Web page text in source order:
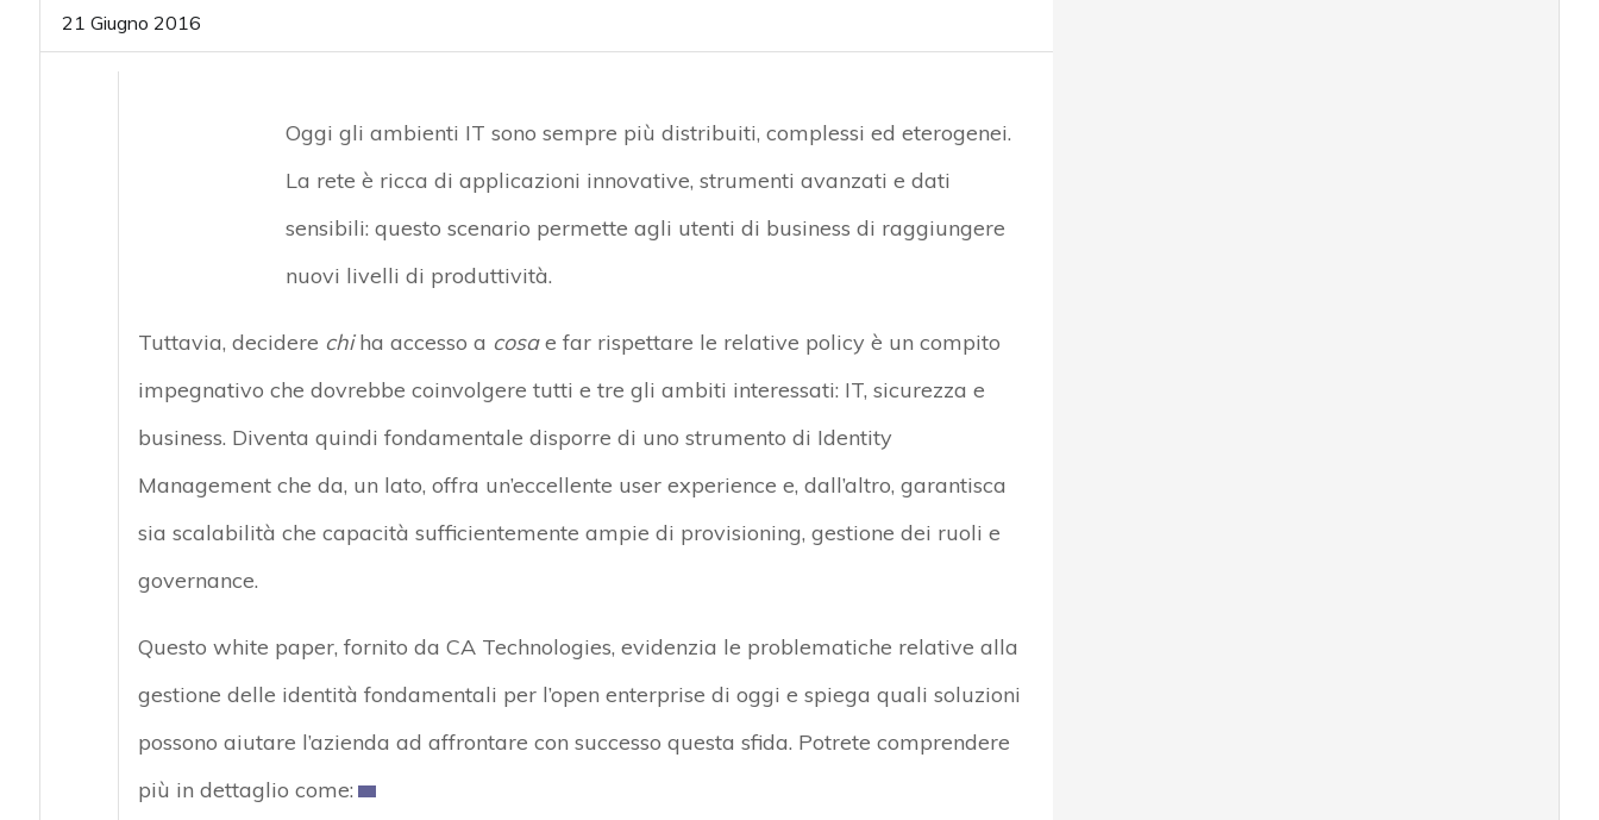
21 Giugno 2016
Oggi gli ambienti IT sono sempre più distribuiti, complessi ed eterogenei.
La rete è ricca di applicazioni innovative, strumenti avanzati e dati
sensibili: questo scenario permette agli utenti di business di raggiungere
nuovi livelli di produttività.
Tuttavia, decidere chiha accesso a cosae far rispettare le relative policy è un compito
impegnativo che dovrebbe coinvolgere tutti e tre gli ambiti interessati: IT, sicurezza e
business. Diventa quindi fondamentale disporre di uno strumento di Identity
Management che da, un lato, offra un’eccellente user experience e, dall’altro, garantisca
sia scalabilità che capacità sufficientemente ampie di provisioning, gestione dei ruoli e
governance.
Questo white paper, fornito da CA Technologies, evidenzia le problematiche relative alla
gestione delle identità fondamentali per l’open enterprise di oggi e spiega quali soluzioni
possono aiutare l’azienda ad affrontare con successo questa sfida. Potrete comprendere
più in dettaglio come: